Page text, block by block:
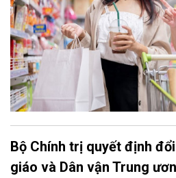
Bộ Chính trị quyết định
giáo và Dân vận Trung